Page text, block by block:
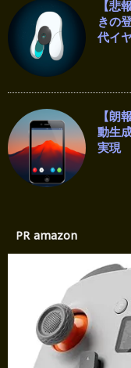
【
きの
代イ
【朗
動生
実現
PR amazon